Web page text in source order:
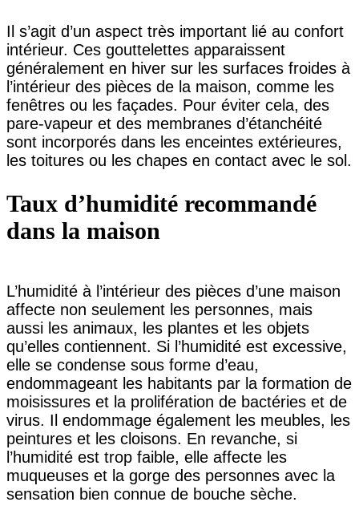
Il s’agit d’un aspect très important lié au confort
intérieur. Ces gouttelettes apparaissent
généralement en hiver sur les surfaces froides à
l’intérieur des pièces de la maison, comme les
fenêtres ou les façades. Pour éviter cela, des
pare-vapeur et des membranes d’étanchéité
sont incorporés dans les enceintes extérieures,
les toitures ou les chapes en contact avec le sol.
Taux d’humidité recommandé
dans la maison
L’humidité à l’intérieur des pièces d’une maison
affecte non seulement les personnes, mais
aussi les animaux, les plantes et les objets
qu’elles contiennent. Si l’humidité est excessive,
elle se condense sous forme d’eau,
endommageant les habitants par la formation de
moisissures et la prolifération de bactéries et de
virus. Il endommage également les meubles, les
peintures et les cloisons. En revanche, si
l’humidité est trop faible, elle affecte les
muqueuses et la gorge des personnes avec la
sensation bien connue de bouche sèche.